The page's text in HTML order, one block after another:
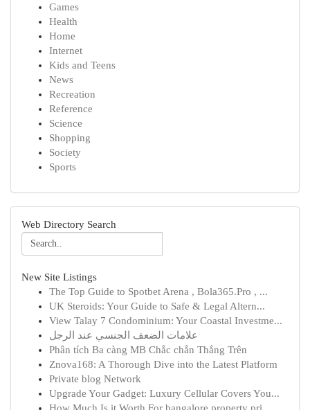
Games
Health
Home
Internet
Kids and Teens
News
Recreation
Reference
Science
Shopping
Society
Sports
Web Directory Search
New Site Listings
The Top Guide to Spotbet Arena , Bola365.Pro , ...
UK Steroids: Your Guide to Safe & Legal Altern...
View Talay 7 Condominium: Your Coastal Investme...
علامات الضعف الجنسي عند الرجل
Phân tích Ba càng MB Chắc chắn Thắng Trên
Znova168: A Thorough Dive into the Latest Platform
Private blog Network
Upgrade Your Gadget: Luxury Cellular Covers You...